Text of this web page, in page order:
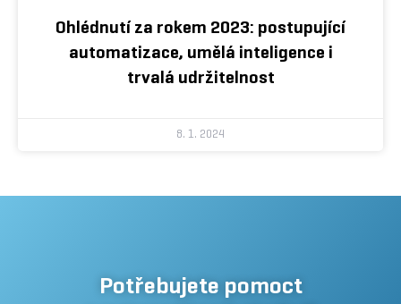
Ohlédnutí za rokem 2023: postupující
automatizace, umělá inteligence i
trvalá udržitelnost
8. 1. 2024
Potřebujete pomoct